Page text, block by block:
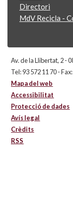
Directori
MdV Recicla -
Av. de la Llibertat, 2 -
Tel: 93 572 11 70 -
Mapa del web
Accessibilitat
Protecció de dades
Avís legal
Crèdits
RSS